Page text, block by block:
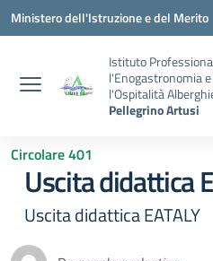
Vai ai contenuti
Vai al menu di navigazione
Vai al footer
Ministero dell'Istruzione e del Merito
Istituto
l'Enogastronomia e
l'Ospitalità
Pellegrino Artusi
Circolare 401
Uscita didattica
Uscita didattica EATALY